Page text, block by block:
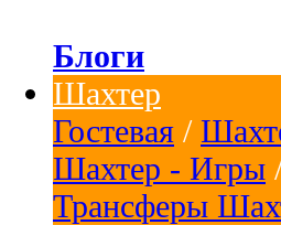
Блоги
Шахтер
Гостевая /
Шахтер - Игры
Трансферы